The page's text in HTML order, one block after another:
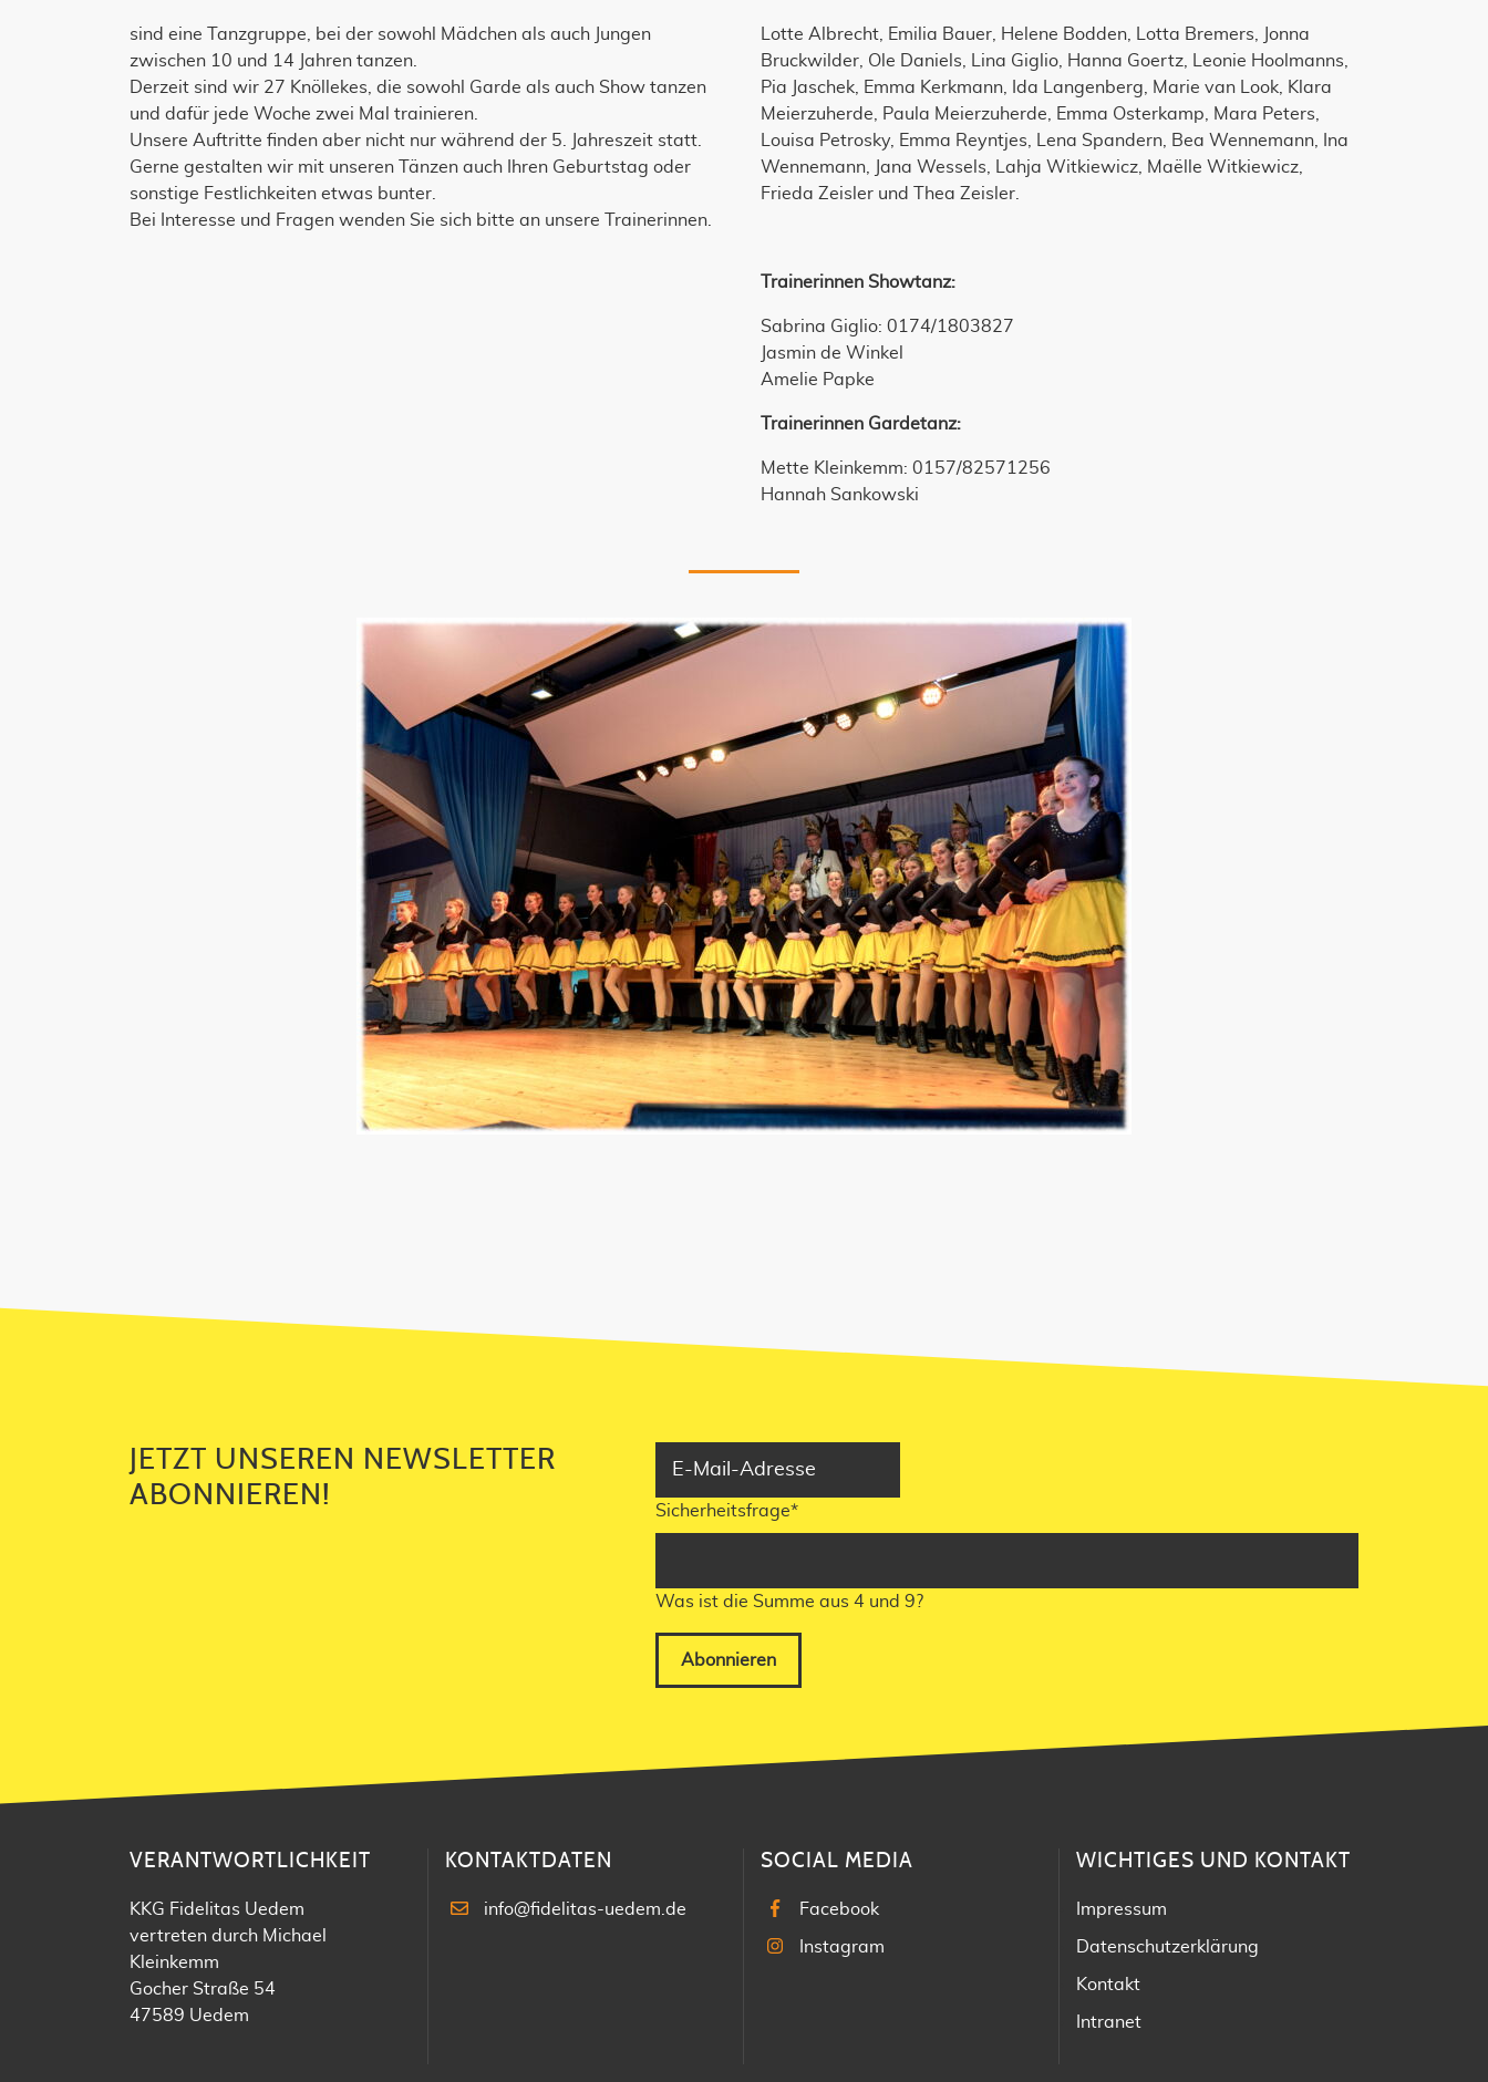
sind eine Tanzgruppe, bei der sowohl Mädchen als auch Jungen
zwischen 10 und 14 Jahren tanzen.
Derzeit sind wir 27 Knöllekes, die sowohl Garde als auch Show tanzen
und dafür jede Woche zwei Mal trainieren.
Unsere Auftritte finden aber nicht nur während der 5. Jahreszeit statt.
Gerne gestalten wir mit unseren Tänzen auch Ihren Geburtstag oder
sonstige Festlichkeiten etwas bunter.
Bei Interesse und Fragen wenden Sie sich bitte an unsere Trainerinnen.
Lotte Albrecht, Emilia Bauer, Helene Bodden, Lotta Bremers, Jonna
Bruckwilder, Ole Daniels, Lina Giglio, Hanna Goertz, Leonie Hoolmanns,
Pia Jaschek, Emma Kerkmann, Ida Langenberg, Marie van Look, Klara
Meierzuherde, Paula Meierzuherde, Emma Osterkamp, Mara Peters,
Louisa Petrosky, Emma Reyntjes, Lena Spandern, Bea Wennemann, Ina
Wennemann, Jana Wessels, Lahja Witkiewicz, Maëlle Witkiewicz,
Frieda Zeisler und Thea Zeisler.
Trainerinnen Showtanz:
Sabrina Giglio: 0174/1803827
Jasmin de Winkel
Amelie Papke
Trainerinnen Gardetanz:
Mette Kleinkemm: 0157/82571256
Hannah Sankowski
JETZT UNSEREN NEWSLETTER
ABONNIEREN!
Sicherheitsfrage*
Was ist die Summe aus 4 und 9?
Abonnieren
VERANTWORTLICHKEIT
KKG Fidelitas Uedem
vertreten durch Michael
Kleinkemm
Gocher Straße 54
47589 Uedem
KONTAKTDATEN
info@fidelitas-uedem.de
SOCIAL MEDIA
Facebook
Instagram
WICHTIGES UND KONTAKT
Impressum
Datenschutzerklärung
Kontakt
Intranet